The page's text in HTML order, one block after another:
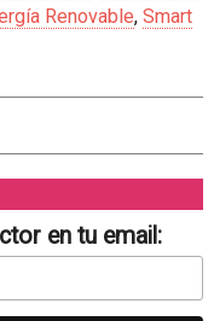
Renovable, Smart
en tu email: